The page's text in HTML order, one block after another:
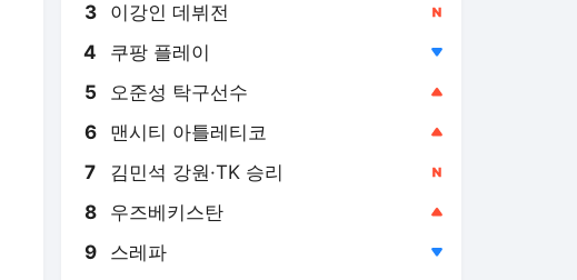
3 이강인 데뷔전
4 쿠팡 플레이
5 오준성 탁구선수
6 맨시티 아틀레티코
7 김민석 강원·TK 승리
8 우즈베키스탄
9 스레파